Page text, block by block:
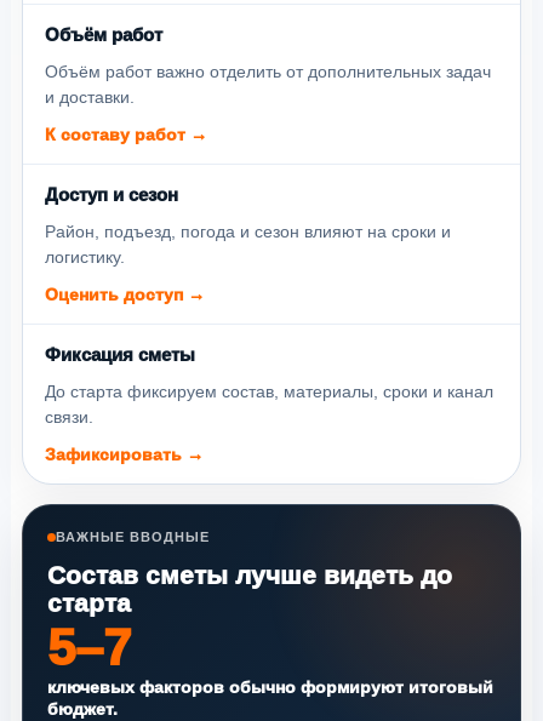
Объём работ
Объём работ важно отделить от дополнительных задач
и доставки.
К составу работ →
Доступ и сезон
Район, подъезд, погода и сезон влияют на сроки и
логистику.
Оценить доступ →
Фиксация сметы
До старта фиксируем состав, материалы, сроки и канал
связи.
Зафиксировать →
ВАЖНЫЕ ВВОДНЫЕ
Состав сметы лучше видеть до
старта
5–7
ключевых факторов обычно формируют итоговый
бюджет.